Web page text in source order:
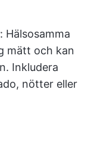
: Hälsosamma
mätt och kan
Inkludera
nötter eller